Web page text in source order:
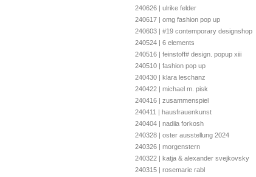
240626 | ulrike felder
240617 | omg fashion pop up
240603 | #19 contemporary designshop
240524 | 6 elements
240516 | feinstoff# design. popup xiii
240510 | fashion pop up
240430 | klara leschanz
240422 | michael m. pisk
240416 | zusammenspiel
240411 | hausfrauenkunst
240404 | nadiia forkosh
240328 | oster ausstellung 2024
240326 | morgenstern
240322 | katja & alexander svejkovsky
240315 | rosemarie rabl